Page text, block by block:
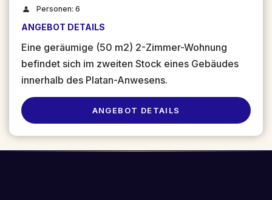
Personen: 6
ANGEBOT DETAILS
Eine geräumige (50 m2) 2-Zimmer-Wohnung
befindet sich im zweiten Stock eines Gebäudes
ANGEBOT DETAILS